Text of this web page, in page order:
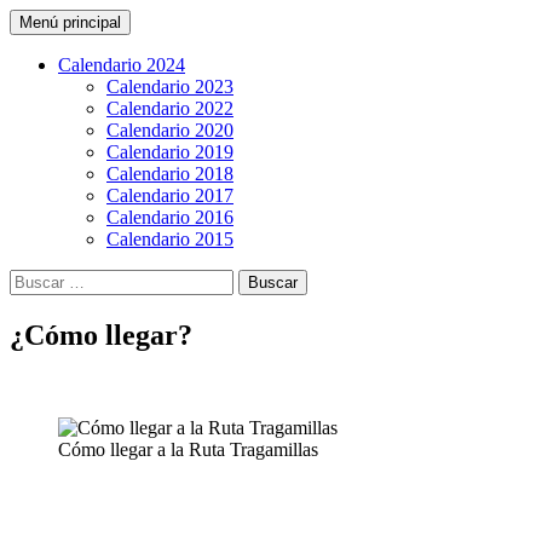
CarreraPro Venezuela
Buscar
Menú principal Saltar
al
contenido
Calendario 2024
Calendario 2023
Calendario 2022
Calendario 2020
Calendario 2019
Calendario 2018
Calendario 2017
Calendario 2016
Calendario 2015
Buscar:
¿Cómo llegar?
Cómo llegar a la Ruta Tragamillas